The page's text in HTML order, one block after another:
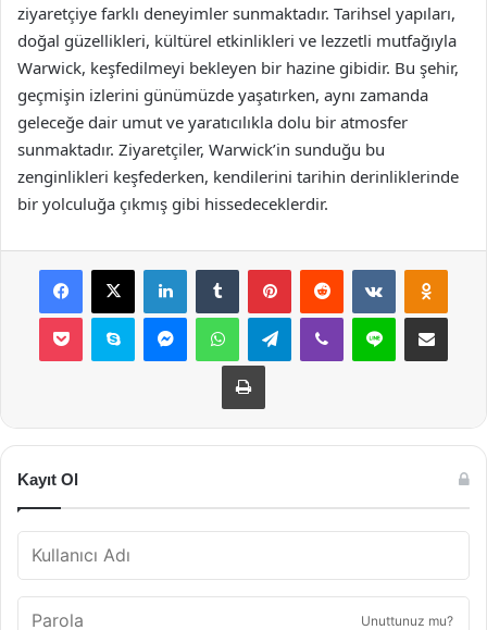
ziyaretçiye farklı deneyimler sunmaktadır. Tarihsel yapıları,
doğal güzellikleri, kültürel etkinlikleri ve lezzetli mutfağıyla
Warwick, keşfedilmeyi bekleyen bir hazine gibidir. Bu şehir,
geçmişin izlerini günümüzde yaşatırken, aynı zamanda
geleceğe dair umut ve yaratıcılıkla dolu bir atmosfer
sunmaktadır. Ziyaretçiler, Warwick’in sunduğu bu
zenginlikleri keşfederken, kendilerini tarihin derinliklerinde
bir yolculuğa çıkmış gibi hissedeceklerdir.
Facebook
X LinkedInTumblr PinterestReddit VKontakte
Pocket Skype MessengerWhatsAppTelegramViber Line E-Posta ile
Yazdır
Kayıt Ol
Unuttunuz mu?